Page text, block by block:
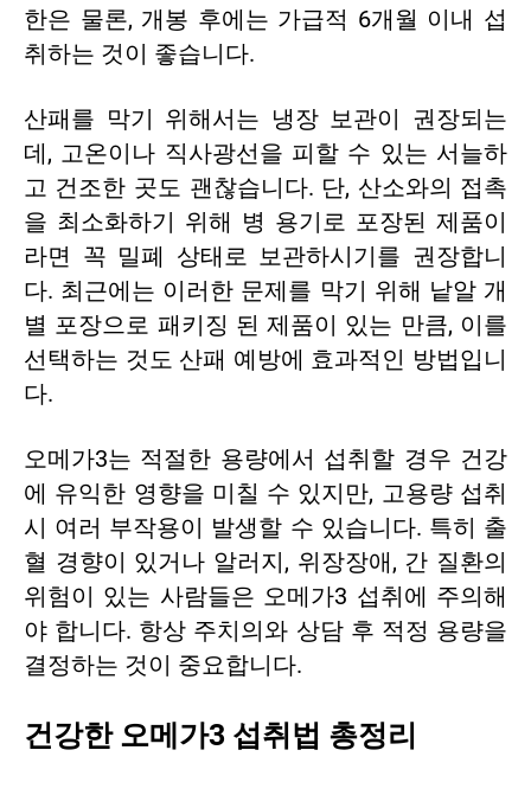
한은 물론, 개봉 후에는 가급적 6개월 이내 섭
취하는 것이 좋습니다.
산패를 막기 위해서는 냉장 보관이 권장되는
데, 고온이나 직사광선을 피할 수 있는 서늘하
고 건조한 곳도 괜찮습니다. 단, 산소와의 접촉
을 최소화하기 위해 병 용기로 포장된 제품이
라면 꼭 밀폐 상태로 보관하시기를 권장합니
다. 최근에는 이러한 문제를 막기 위해 낱알 개
별 포장으로 패키징 된 제품이 있는 만큼, 이를
선택하는 것도 산패 예방에 효과적인 방법입니
다.
오메가3는 적절한 용량에서 섭취할 경우 건강
에 유익한 영향을 미칠 수 있지만, 고용량 섭취
시 여러 부작용이 발생할 수 있습니다. 특히 출
혈 경향이 있거나 알러지, 위장장애, 간 질환의
위험이 있는 사람들은 오메가3 섭취에 주의해
야 합니다. 항상 주치의와 상담 후 적정 용량을
결정하는 것이 중요합니다.
건강한 오메가3 섭취법 총정리